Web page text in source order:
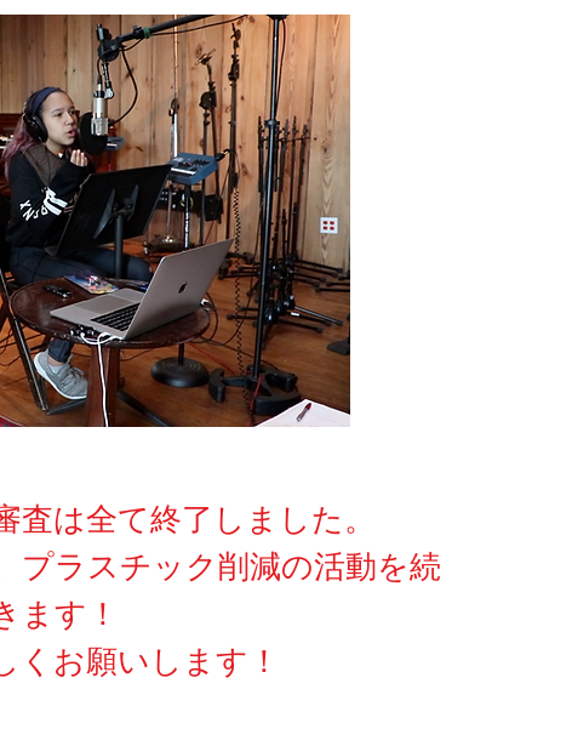
は全て終了しました。
プラスチック削減の活動を続
ます！
くお願いします！